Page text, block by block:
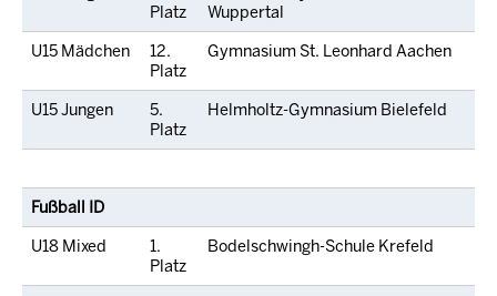
Platz
Wuppertal
U15 Mädchen
12.
Platz
Gymnasium St. Leonhard Aachen
U15 Jungen
5.
Platz
Helmholtz-Gymnasium Bielefeld
Fußball ID
U18 Mixed
1.
Platz
Bodelschwingh-Schule Krefeld